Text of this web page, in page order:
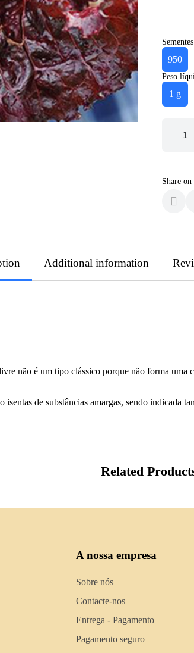
950
Peso
1 g
Share on
Additional information
não é um tipo clássico porque não forma
de substâncias amargas, sendo indicada
Related
A nossa empresa
Sobre nós
Contacte-nos
Entrega - Pagamento
Pagamento seguro